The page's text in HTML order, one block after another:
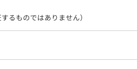
るものではありません）